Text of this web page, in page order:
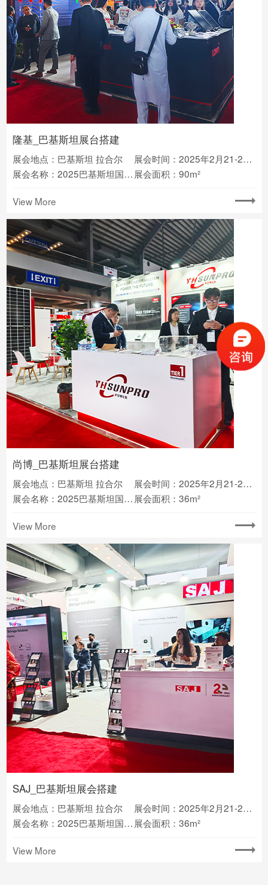
隆基_巴基斯坦展台搭建
展会地点：巴基斯坦 拉合尔
展会时间：2025年2月21-23日
展会名称：2025巴基斯坦国际光伏电池储能展 展会面积：90m²
View More
尚博_巴基斯坦展台搭建
展会地点：巴基斯坦 拉合尔
展会时间：2025年2月21-23日
展会名称：2025巴基斯坦国际光伏电池储能展 展会面积：36m²
View More
SAJ_巴基斯坦展会搭建
展会地点：巴基斯坦 拉合尔
展会时间：2025年2月21-23日
展会名称：2025巴基斯坦国际光伏电池储能展 展会面积：36m²
View More